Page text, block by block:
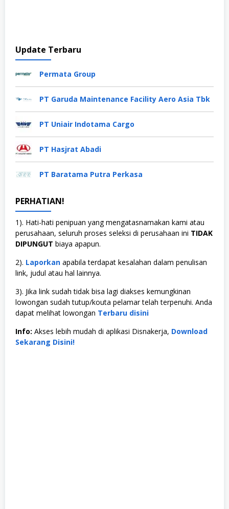
Update Terbaru
Permata Group
PT Garuda Maintenance Facility Aero Asia Tbk
PT Uniair Indotama Cargo
PT Hasjrat Abadi
PT Baratama Putra Perkasa
PERHATIAN!
1). Hati-hati penipuan yang mengatasnamakan kami atau
perusahaan, seluruh proses seleksi di perusahaan ini TIDAK
DIPUNGUT biaya apapun.
2). Laporkan apabila terdapat kesalahan dalam penulisan
link, judul atau hal lainnya.
3). Jika link sudah tidak bisa lagi diakses kemungkinan
lowongan sudah tutup/kouta pelamar telah terpenuhi. Anda
dapat melihat lowongan Terbaru disini
Info: Akses lebih mudah di aplikasi Disnakerja, Download
Sekarang Disini!